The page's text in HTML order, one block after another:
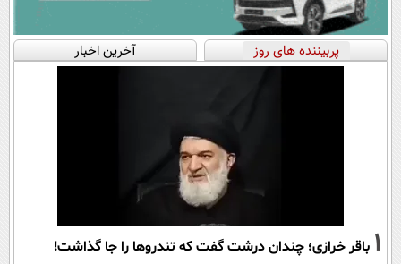
پربیننده های روز آخرین اخبار
1 باقر خرازی؛ چندان درشت گفت که تندروها را جا گذاشت!